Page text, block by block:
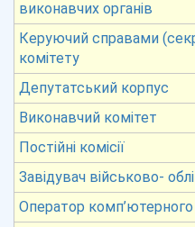
виконавчих органів
Керуючий справами
комітету
Депутатський корпус
Виконавчий комітет
Постійні комісії
Завідувач військово-
Оператор